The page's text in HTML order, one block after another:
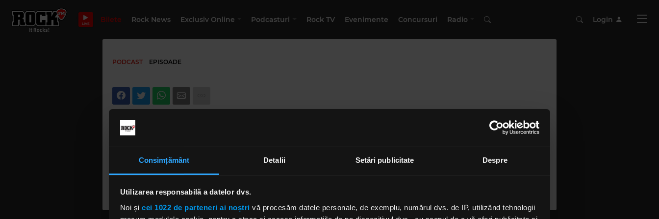
Consimțământ Detalii Setări publicitate Despre
Utilizarea responsabilă a datelor dvs.
Noi și cei 1022 de parteneri ai noștri vă procesăm datele personale, de exemplu, numărul dvs. de IP, utilizând tehnologii
LIVE Bilete Rock News Exclusiv Online Podcasturi Rock TV Evenimente Concursuri Radio Login
PODCAST EPISOADE